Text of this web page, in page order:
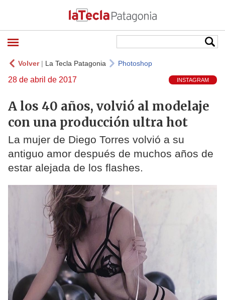
Volver| La Tecla Patagonia Photoshop
28 de abril de 2017 INSTAGRAM
A los 40 años, volvió al modelaje
con una producción ultra hot
La mujer de Diego Torres volvió a su
antiguo amor después de muchos años de
estar alejada de los flashes.